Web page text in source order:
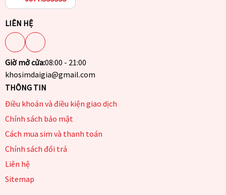
LIÊN HỆ
Giờ mở cửa:08:00 - 21:00
khosimdaigia@gmail.com
THÔNG TIN
Điều khoản và điều kiện giao dịch
Chính sách bảo mật
Cách mua sim và thanh toán
Chính sách đổi trả
Liên hệ
Sitemap